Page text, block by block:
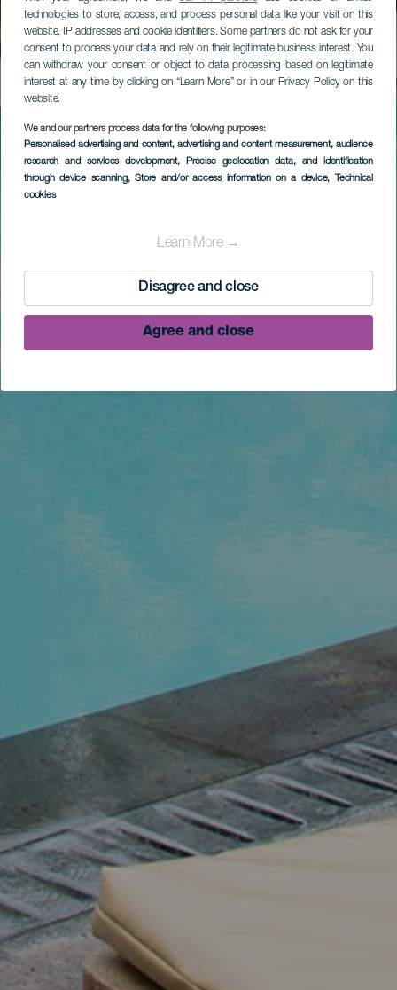
technologies to store, access, and process personal data like your visit on this
website, IP addresses and cookie identifiers. Some partners do not ask for your
consent to process your data and rely on their legitimate business interest. You
can withdraw your consent or object to data processing based on legitimate
interest at any time by clicking on “Learn More” or in our Privacy Policy on this
website.
We and our partners process data for the following purposes:
Personalised advertising and content, advertising and content measurement, audience
research and services development, Precise geolocation data, and identification
through device scanning, Store and/or access information on a device, Technical
cookies
Learn More →
Disagree and close
Agree and close